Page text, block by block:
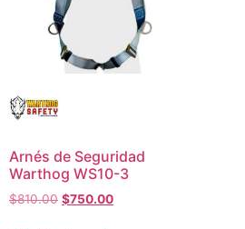
Arnés de Seguridad
Warthog WS10-3
$810.00 $750.00